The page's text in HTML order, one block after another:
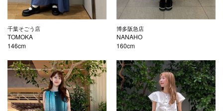
千葉そごう店
TOMOKA
146cm
博多阪急店
NANAHO
160cm